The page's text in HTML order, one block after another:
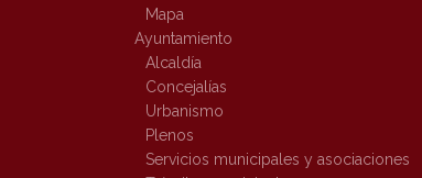
Mapa
Ayuntamiento
Alcaldía
Concejalías
Urbanismo
Plenos
Servicios municipales y asociaciones